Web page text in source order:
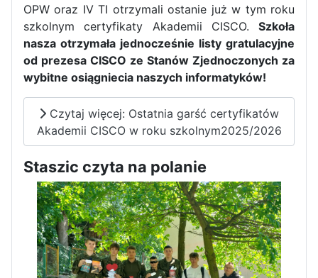
OPW oraz IV TI otrzymali ostanie już w tym roku
szkolnym certyfikaty Akademii CISCO. Szkoła
nasza otrzymała jednocześnie listy gratulacyjne
od prezesa CISCO ze Stanów Zjednoczonych za
wybitne osiągniecia naszych informatyków!
Czytaj więcej: Ostatnia garść certyfikatów
Akademii CISCO w roku szkolnym2025/2026
Staszic czyta na polanie